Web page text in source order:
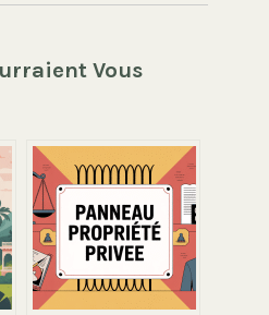
Vous